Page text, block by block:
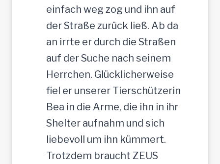
c
einfach weg zog und ihn auf
der Straße zurück ließ. Ab da
an irrte er durch die Straßen
auf der Suche nach seinem
Herrchen. Glücklicherweise
fiel er unserer Tierschützerin
Bea in die Arme, die ihn in ihr
Shelter aufnahm und sich
liebevoll um ihn kümmert.
Trotzdem braucht ZEUS